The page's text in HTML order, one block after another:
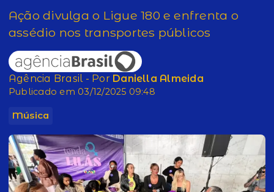
Ação divulga o Ligue 180 e enfrenta o
assédio nos transportes públicos
Agência Brasil - Por Daniella Almeida
Publicado em 03/12/2025 09:48
Música